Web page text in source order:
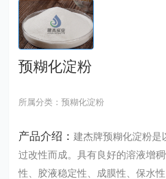
预糊化淀粉
所属分类：预糊化淀粉
产品介绍： 建杰牌预糊化淀粉是
过改性而成。具有良好的溶液增
性、胶液稳定性、成膜性、保水